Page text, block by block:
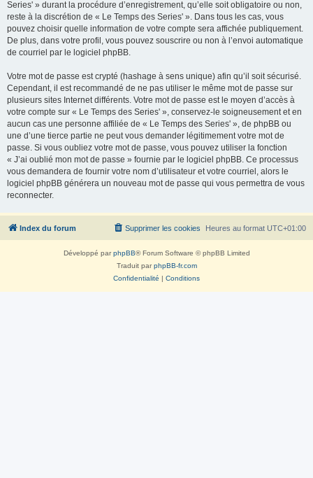
Series' » durant la procédure d’enregistrement, qu’elle soit obligatoire ou non,
reste à la discrétion de « Le Temps des Series' ». Dans tous les cas, vous
pouvez choisir quelle information de votre compte sera affichée publiquement.
De plus, dans votre profil, vous pouvez souscrire ou non à l’envoi automatique
de courriel par le logiciel phpBB.
Votre mot de passe est crypté (hashage à sens unique) afin qu’il soit sécurisé.
Cependant, il est recommandé de ne pas utiliser le même mot de passe sur
plusieurs sites Internet différents. Votre mot de passe est le moyen d’accès à
votre compte sur « Le Temps des Series' », conservez-le soigneusement et en
aucun cas une personne affiliée de « Le Temps des Series' », de phpBB ou
une d’une tierce partie ne peut vous demander légitimement votre mot de
passe. Si vous oubliez votre mot de passe, vous pouvez utiliser la fonction
« J’ai oublié mon mot de passe » fournie par le logiciel phpBB. Ce processus
vous demandera de fournir votre nom d’utilisateur et votre courriel, alors le
logiciel phpBB générera un nouveau mot de passe qui vous permettra de vous
reconnecter.
Index du forum Heures au format UTC+01:00
Supprimer les cookies
Développé parphpBB® Forum Software © phpBB Limited
Traduit parphpBB-fr.com
Confidentialité | Conditions